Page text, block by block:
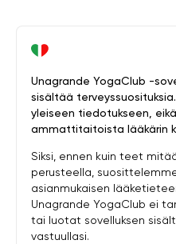
Unagrande YogaClub -
sisältää
yleiseen tiedotukseen,
ammattitaitoista lääkärin
Siksi, ennen kuin teet
perusteella,
asianmukaisen
Unagrande YogaClub ei
tai luotat sovelluksen
vastuullasi.